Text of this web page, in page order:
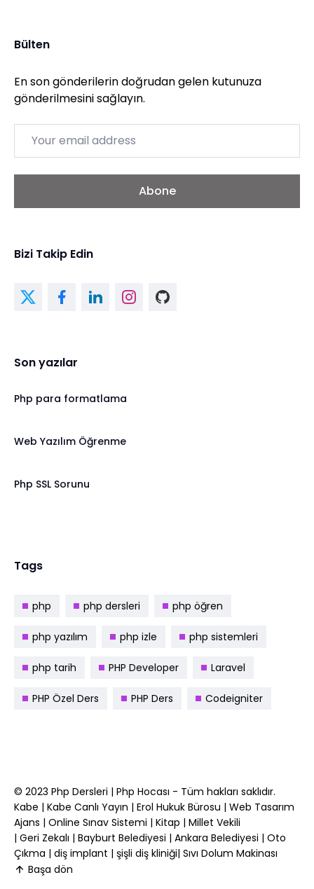
Bülten
En son gönderilerin doğrudan gelen kutunuza
gönderilmesini sağlayın.
Abone
Bizi Takip Edin
Son yazılar
Php para formatlama
Web Yazılım Öğrenme
Php SSL Sorunu
Tags
php php dersleri php öğren
php yazılım php izle php sistemleri
php tarih PHP Developer Laravel
PHP Özel Ders PHP Ders Codeigniter
© 2023 Php Dersleri | Php Hocası - Tüm hakları saklıdır.
Kabe | Kabe Canlı Yayın | Erol Hukuk Bürosu | Web Tasarım
Ajans | Online Sınav Sistemi | Kitap | Millet Vekili
| Geri Zekalı | Bayburt Belediyesi | Ankara Belediyesi | Oto
Çıkma | diş implant | şişli diş kliniği| Sıvı Dolum Makinası
Başa dön